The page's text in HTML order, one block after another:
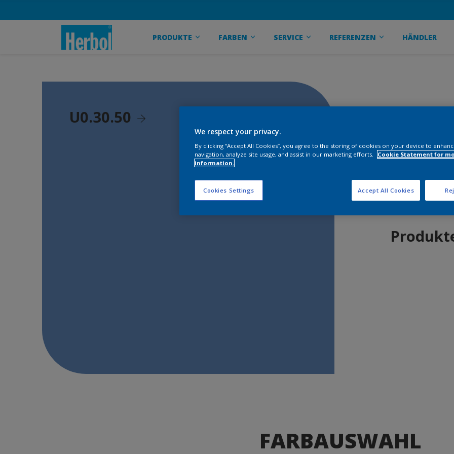
PRODUKTE FARBEN SERVICE REFERENZEN HÄNDLER
U0.30.50
FARBAUSWAHL
We respect your privacy.
By clicking “Accept All Cookies”, you agree to the storing of cookies on your device to
navigation, analyze site usage, and assist in our marketing efforts.
Cookie Statement for
information.
Cookies Settings Accept All Cookies